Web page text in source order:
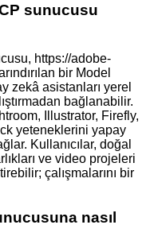
sunucusu
https://adobe-
bir Model
zekâ asistanları yerel
bağlanabilir.
Illustrator, Firefly,
yeteneklerini yapay
Kullanıcılar, doğal
ve video projeleri
çalışmalarını bir
nasıl